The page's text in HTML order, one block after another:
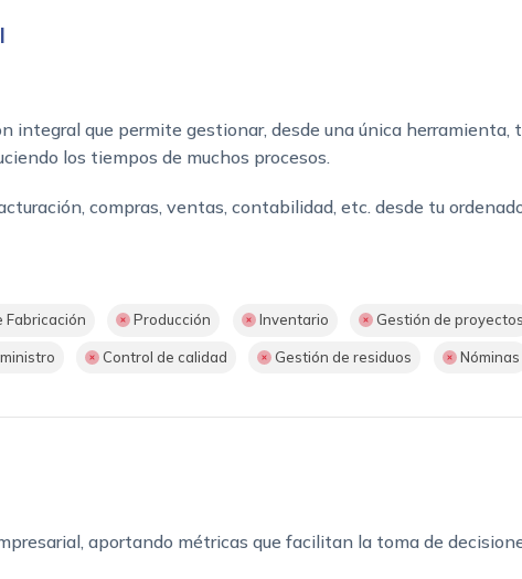
integral que permite gestionar, desde una única herramienta,
los tiempos de muchos procesos.
compras, ventas, contabilidad, etc. desde tu
Fabricación Producción Inventario Gestión de proyectos
Control de calidad Gestión de residuos Nóminas
aportando métricas que facilitan la toma de